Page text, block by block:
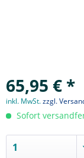
65,95 € *
inkl. MwSt.zzgl.
Sofort